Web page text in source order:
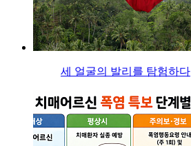
세 얼굴의 발리를 탐험하다